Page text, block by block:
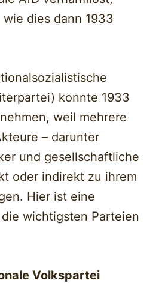
dies dann 1933
konnte 1933
weil mehrere
– darunter
und gesellschaftliche
oder indirekt zu ihrem
Hier ist eine
wichtigsten Parteien
Volkspartei